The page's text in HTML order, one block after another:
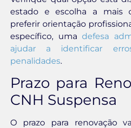
estado e escolha a mais
preferir orientação
específico, uma defesa
ajudar a identificar
penalidades.
Prazo para
CNH Suspensa
O prazo para renovação